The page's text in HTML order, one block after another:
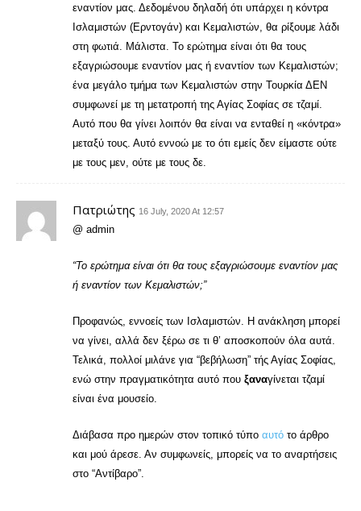
εναντίον μας. Δεδομένου δηλαδή ότι υπάρχει η κόντρα
Ισλαμιστών (Ερντογάν) και Κεμαλιστών, θα ρίξουμε λάδι
στη φωτιά. Μάλιστα. Το ερώτημα είναι ότι θα τους
εξαγριώσουμε εναντίον μας ή εναντίον των Κεμαλιστών;
ένα μεγάλο τμήμα των Κεμαλιστών στην Τουρκία ΔΕΝ
συμφωνεί με τη μετατροπή της Αγίας Σοφίας σε τζαμί.
Αυτό που θα γίνει λοιπόν θα είναι να ενταθεί η «κόντρα»
μεταξύ τους. Αυτό εννοώ με το ότι εμείς δεν είμαστε ούτε
με τους μεν, ούτε με τους δε.
Πατριώτης 16 July, 2020 At 12:57
@ admin
“Το ερώτημα είναι ότι θα τους εξαγριώσουμε εναντίον μας
ή εναντίον των Κεμαλιστών;”
Προφανώς, εννοείς των Ισλαμιστών. Η ανάκληση μπορεί
να γίνει, αλλά δεν ξέρω σε τι θ’ αποσκοπούν όλα αυτά.
Τελικά, πολλοί μιλάνε για “βεβήλωση” τής Αγίας Σοφίας,
ενώ στην πραγματικότητα αυτό που ξαναγίνεται τζαμί
είναι ένα μουσείο.
Διάβασα προ ημερών στον τοπικό τύπο αυτό το άρθρο
και μού άρεσε. Αν συμφωνείς, μπορείς να το αναρτήσεις
στο “Αντίβαρο”.